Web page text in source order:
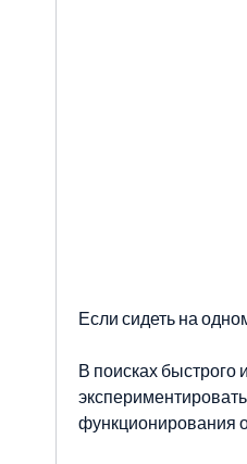
Если сидеть на
В поисках быстрого
функционирования